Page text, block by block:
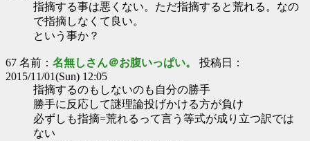
指摘する事は悪くない。ただ指摘すると荒れる。なの
で指摘しなくて良い。
という事か？
67 名前： 名無しさん＠お腹いっぱい。 投稿日：
2015/11/01(Sun) 12:05
指摘するのもしないのも自分の勝手
勝手に反応して謎理論投げかける方が負け
必ずしも指摘=荒れるって言う等式が成り立つ訳では
ない